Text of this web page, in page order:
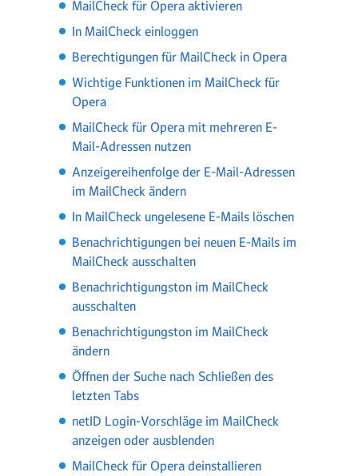
MailCheck für Opera aktivieren
In MailCheck einloggen
Berechtigungen für MailCheck in Opera
Wichtige Funktionen im MailCheck für
Opera
MailCheck für Opera mit mehreren E-
Mail-Adressen nutzen
Anzeigereihenfolge der E-Mail-Adressen
im MailCheck ändern
In MailCheck ungelesene E-Mails löschen
Benachrichtigungen bei neuen E-Mails im
MailCheck ausschalten
Benachrichtigungston im MailCheck
ausschalten
Benachrichtigungston im MailCheck
ändern
Öffnen der Suche nach Schließen des
letzten Tabs
netID Login-Vorschläge im MailCheck
anzeigen oder ausblenden
MailCheck für Opera deinstallieren